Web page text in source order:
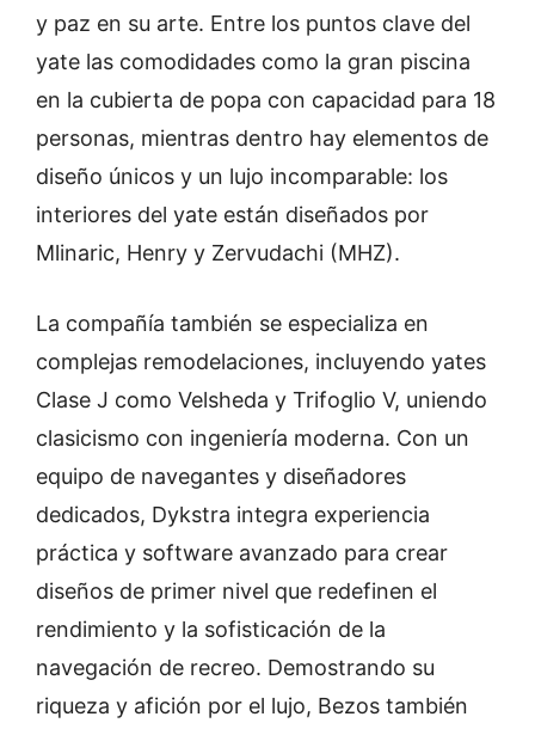
y ​​paz en su arte. Entre los puntos clave del
yate las comodidades como la gran piscina
en la cubierta de popa con capacidad para 18
personas, mientras dentro hay elementos de
diseño únicos y un lujo incomparable: los
interiores del yate están diseñados por
Mlinaric, Henry y Zervudachi (MHZ).
La compañía también se especializa en
complejas remodelaciones, incluyendo yates
Clase J como Velsheda y Trifoglio V, uniendo
clasicismo con ingeniería moderna. Con un
equipo de navegantes y diseñadores
dedicados, Dykstra integra experiencia
práctica y software avanzado para crear
diseños de primer nivel que redefinen el
rendimiento y la sofisticación de la
navegación de recreo. Demostrando su
riqueza y afición por el lujo, Bezos también